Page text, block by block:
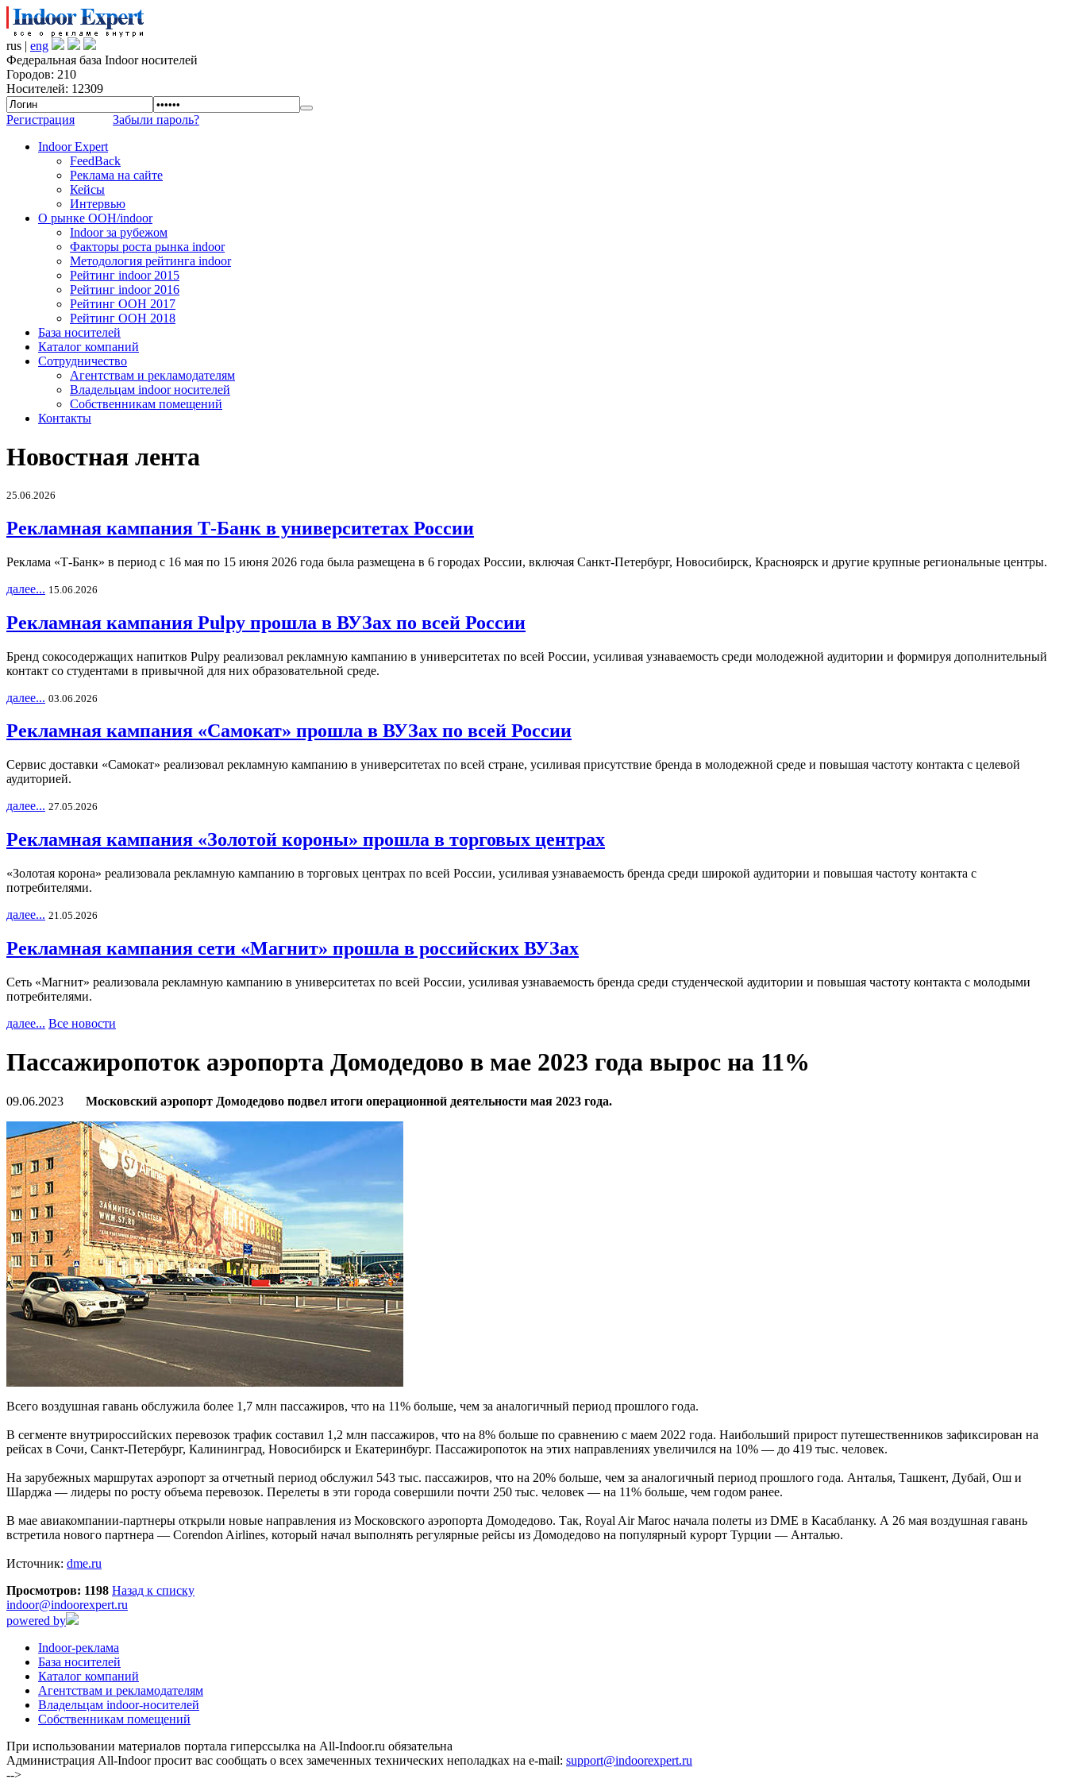
rus | eng
Федеральная база Indoor носителей
Городов: 210
Носителей: 12309
Регистрация
Забыли пароль?
Indoor Expert
FeedBack
Реклама на сайте
Кейсы
Интервью
О рынке OOH/indoor
Indoor за рубежом
Факторы роста рынка indoor
Методология рейтинга indoor
Рейтинг indoor 2015
Рейтинг indoor 2016
Рейтинг OOH 2017
Рейтинг OOH 2018
База носителей
Каталог компаний
Сотрудничество
Агентствам и рекламодателям
Владельцам indoor носителей
Собственникам помещений
Контакты
Новостная лента
25.06.2026
Рекламная кампания Т-Банк в университетах России
Реклама «Т-Банк» в период с 16 мая по 15 июня 2026 года была размещена в 6 городах России, включая Санкт-Петербург, Новосибирск, Красноярск и другие крупные региональные центры.
далее... 15.06.2026
Рекламная кампания Pulpy прошла в ВУЗах по всей России
Бренд сокосодержащих напитков Pulpy реализовал рекламную кампанию в университетах по всей России, усиливая узнаваемость среди молодежной аудитории и формируя дополнительный
контакт со студентами в привычной для них образовательной среде.
далее... 03.06.2026
Рекламная кампания «Самокат» прошла в ВУЗах по всей России
Сервис доставки «Самокат» реализовал рекламную кампанию в университетах по всей стране, усиливая присутствие бренда в молодежной среде и повышая частоту контакта с целевой
аудиторией.
далее... 27.05.2026
Рекламная кампания «Золотой короны» прошла в торговых центрах
«Золотая корона» реализовала рекламную кампанию в торговых центрах по всей России, усиливая узнаваемость бренда среди широкой аудитории и повышая частоту контакта с
потребителями.
далее... 21.05.2026
Рекламная кампания сети «Магнит» прошла в российских ВУЗах
Сеть «Магнит» реализовала рекламную кампанию в университетах по всей России, усиливая узнаваемость бренда среди студенческой аудитории и повышая частоту контакта с молодыми
потребителями.
далее... Все новости
Пассажиропоток аэропорта Домодедово в мае 2023 года вырос на 11%
09.06.2023 Московский аэропорт Домодедово подвел итоги операционной деятельности мая 2023 года.
Всего воздушная гавань обслужила более 1,7 млн пассажиров, что на 11% больше, чем за аналогичный период прошлого года.
В сегменте внутрироссийских перевозок трафик составил 1,2 млн пассажиров, что на 8% больше по сравнению с маем 2022 года. Наибольший прирост путешественников зафиксирован на
рейсах в Сочи, Санкт-Петербург, Калининград, Новосибирск и Екатеринбург. Пассажиропоток на этих направлениях увеличился на 10% — до 419 тыс. человек.
На зарубежных маршрутах аэропорт за отчетный период обслужил 543 тыс. пассажиров, что на 20% больше, чем за аналогичный период прошлого года. Анталья, Ташкент, Дубай, Ош и
Шарджа — лидеры по росту объема перевозок. Перелеты в эти города совершили почти 250 тыс. человек — на 11% больше, чем годом ранее.
В мае авиакомпании-партнеры открыли новые направления из Московского аэропорта Домодедово. Так, Royal Air Maroc начала полеты из DME в Касабланку. А 26 мая воздушная гавань
встретила нового партнера — Corendon Airlines, который начал выполнять регулярные рейсы из Домодедово на популярный курорт Турции — Анталью.
Источник: dme.ru
Просмотров: 1198 Назад к списку
indoor@indoorexpert.ru
powered by
Indoor-реклама
База носителей
Каталог компаний
Агентствам и рекламодателям
Владельцам indoor-носителей
Собственникам помещений
При использовании материалов портала гиперссылка на All-Indoor.ru обязательна
Администрация All-Indoor просит вас сообщать о всех замеченных технических неполадках на e-mail: support@indoorexpert.ru
-->